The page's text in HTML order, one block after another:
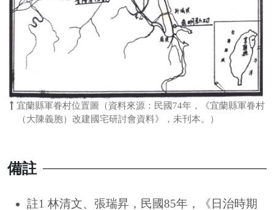
宜蘭縣軍眷村位置圖（資料來源：民國74年，《宜蘭縣軍眷村
（大陳義胞）改建國宅研討會資料》，未刊本。）
備註
註1 林清文、張瑞昇，民國85年，《日治時期